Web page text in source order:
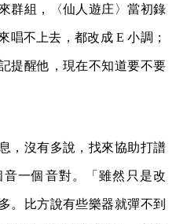
群組，〈仙人遊庄〉當初錄
唱不上去，都改成 E 小調；
提醒他，現在不知道要不要
，沒有多說，找來協助打譜
一個音對。「雖然只是改
。比方說有些樂器就彈不到